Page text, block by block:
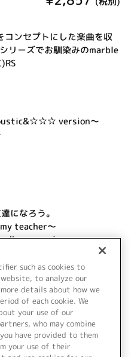
ンセプトにした楽曲を収
リーズでお馴染みのmarble
version～
になろう。
teacher～
version～
を待つ 空と同じで～～
such as cookies to
to analyze our
details about how we
of each cookie. We
your use of our
who may combine
have provided to them
your use of their